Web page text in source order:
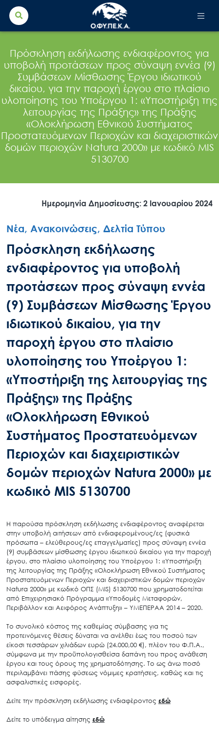
Search
for:
Πρόσκληση εκδήλωσης ενδιαφέροντος για
υποβολή προτάσεων προς σύναψη εννέα (9)
Συμβάσεων Μίσθωσης Έργου ιδιωτικού
δικαίου, για την παροχή έργου στο πλαίσιο
υλοποίησης του Υποέργου 1: «Υποστήριξη της
λειτουργίας της Πράξης» της Πράξης
«Ολοκλήρωση Εθνικού Συστήματος
Προστατευόμενων Περιοχών και διαχειριστικών
δομών περιοχών Natura 2000» με κωδικό MIS
5130700
Ημερομηνία Δημοσίευσης: 2 Ιανουαρίου 2024
Νέα, Ανακοινώσεις, Δελτία Τύπου
Πρόσκληση εκδήλωσης
ενδιαφέροντος για υποβολή
προτάσεων προς σύναψη εννέα
(9) Συμβάσεων Μίσθωσης Έργου
ιδιωτικού δικαίου, για την
παροχή έργου στο πλαίσιο
υλοποίησης του Υποέργου 1:
«Υποστήριξη της λειτουργίας της
Πράξης» της Πράξης
«Ολοκλήρωση Εθνικού
Συστήματος Προστατευόμενων
Περιοχών και διαχειριστικών
δομών περιοχών Natura 2000» με
κωδικό MIS 5130700
Η παρούσα πρόσκληση εκδήλωσης ενδιαφέροντος αναφέρεται
στην υποβολή αιτήσεων από ενδιαφερομένους/ες (φυσικά
πρόσωπα – ελεύθερους/ες επαγγελματίες) προς σύναψη εννέα
(9) συμβάσεων μίσθωσης έργου ιδιωτικού δικαίου για την παροχή
έργου, στο πλαίσιο υλοποίησης του Υποέργου 1: «Υποστήριξη
της λειτουργίας της Πράξης «Ολοκλήρωση Εθνικού Συστήματος
Προστατευόμενων Περιοχών και διαχειριστικών δομών περιοχών
Natura 2000» με κωδικό ΟΠΣ (MIS) 5130700 που χρηματοδοτείται
από Επιχειρησιακό Πρόγραμμα «Υποδομές Μεταφορών,
Περιβάλλον και Αειφόρος Ανάπτυξη» – ΥΜΕΠΕΡΑΑ 2014 – 2020.
Το συνολικό κόστος της καθεμίας σύμβασης για τις
προτεινόμενες θέσεις δύναται να ανέλθει έως του ποσού των
είκοσι τεσσάρων χιλιάδων ευρώ (24.000,00 €), πλέον του Φ.Π.Α.,
σύμφωνα με την προϋπολογισθείσα δαπάνη του προς ανάθεση
έργου και τους όρους της χρηματοδότησης. Το ως άνω ποσό
περιλαμβάνει πάσης φύσεως νόμιμες κρατήσεις, καθώς και τις
ασφαλιστικές εισφορές.
Δείτε την πρόσκληση εκδήλωσης ενδιαφέροντος εδώ
Δείτε το υπόδειγμα αίτησης εδώ